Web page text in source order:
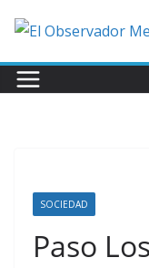
contenido
SOCIEDAD
Paso